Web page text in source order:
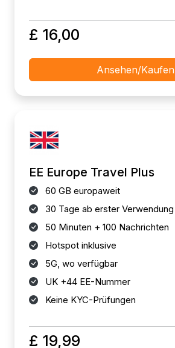
£ 16,00
Ansehen/Kaufen
EE Europe Travel Plus
60 GB europaweit
30 Tage ab erster Verwendung
50 Minuten + 100 Nachrichten
Hotspot inklusive
5G, wo verfügbar
UK +44 EE-Nummer
Keine KYC-Prüfungen
£ 19,99